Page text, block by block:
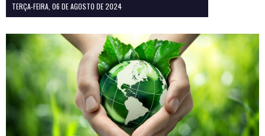
TERÇA-FEIRA, 06 DE AGOSTO DE 2024